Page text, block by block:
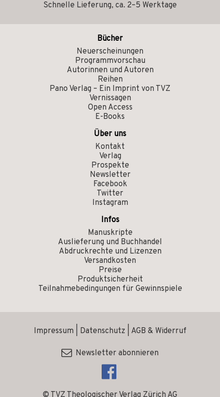
Schnelle Lieferung, ca. 2–5 Werktage
Bücher
Neuerscheinungen
Programmvorschau
Autorinnen und Autoren
Reihen
Pano Verlag – Ein Imprint von TVZ
Vernissagen
Open Access
E-Books
Über uns
Kontakt
Verlag
Prospekte
Newsletter
Facebook
Twitter
Instagram
Infos
Manuskripte
Auslieferung und Buchhandel
Abdruckrechte und Lizenzen
Versandkosten
Preise
Produktsicherheit
Teilnahmebedingungen für Gewinnspiele
© TVZ Theologischer Verlag Zürich AG
Impressum Datenschutz AGB & Widerruf
Newsletter abonnieren